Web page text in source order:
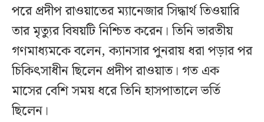
পরে প্রদীপ রাওয়াতের ম্যানেজার সিদ্ধার্থ তিওয়ারি
তার মৃত্যুর বিষয়টি নিশ্চিত করেন। তিনি ভারতীয়
গণমাধ্যমকে বলেন, ক্যানসার পুনরায় ধরা পড়ার পর
চিকিৎসাধীন ছিলেন প্রদীপ রাওয়াত। গত এক
মাসের বেশি সময় ধরে তিনি হাসপাতালে ভর্তি
ছিলেন।